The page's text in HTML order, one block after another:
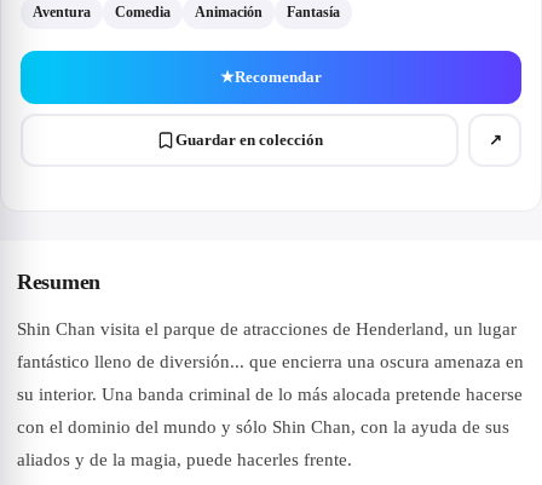
Aventura Comedia Animación Fantasía
★Recomendar
Guardar en colección ↗
Resumen
Shin Chan visita el parque de atracciones de Henderland, un lugar
fantástico lleno de diversión... que encierra una oscura amenaza en
su interior. Una banda criminal de lo más alocada pretende hacerse
con el dominio del mundo y sólo Shin Chan, con la ayuda de sus
aliados y de la magia, puede hacerles frente.